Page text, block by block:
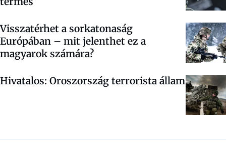
Visszatérhet a sorkatonaság
Európában – mit jelenthet ez a
magyarok számára?
Hivatalos: Oroszország terrorista állam